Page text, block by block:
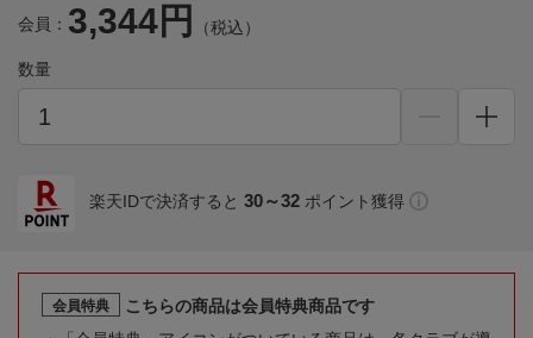
会員： 3,344円 （税込）
数量
楽天IDで決済すると 30～32 ポイント獲得
会員特典
こちらの商品は会員特典商品です